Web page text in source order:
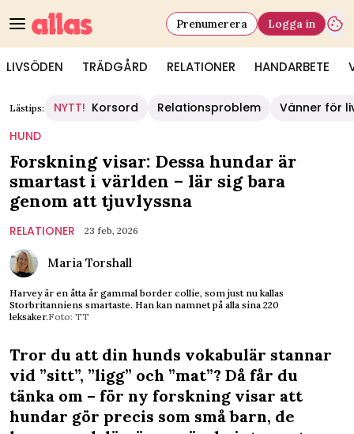
LIVSÖDEN TRÄDGÅRD RELATIONER HANDARBETE
Prenumerera Logga in
Lästips: NYTT! Korsord Relationsproblem
Vänner för
HUND
Forskning visar: Dessa hundar är
smartast i världen – lär sig bara
genom att tjuvlyssna
RELATIONER 23 feb, 2026
Maria Torshall
Harvey är en åtta år gammal border collie, som just nu kallas
Storbritanniens smartaste. Han kan namnet på alla sina 220
leksaker.Foto: TT
Tror du att din hunds vokabulär stannar
vid ”sitt”, ”ligg” och ”mat”? Då får du
tänka om – för ny forskning visar att
hundar gör precis som små barn, de